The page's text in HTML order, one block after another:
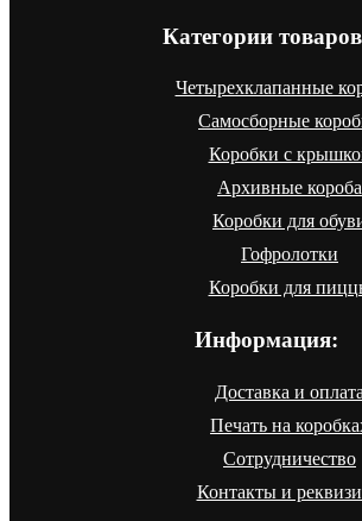
Категории
Четырехклапанные
Самосборные
Коробки с
Архивные короба
Коробки для
Гофролотки
Коробки для
Информация:
Доставка и оплата
Печать на
Сотрудничество
Контакты и